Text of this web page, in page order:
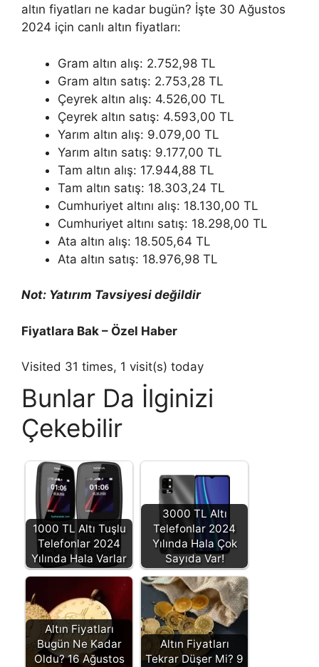
altın fiyatları ne kadar bugün? İşte 30 Ağustos
2024 için canlı altın fiyatları:
Gram altın alış: 2.752,98 TL
Gram altın satış: 2.753,28 TL
Çeyrek altın alış: 4.526,00 TL
Çeyrek altın satış: 4.593,00 TL
Yarım altın alış: 9.079,00 TL
Yarım altın satış: 9.177,00 TL
Tam altın alış: 17.944,88 TL
Tam altın satış: 18.303,24 TL
Cumhuriyet altını alış: 18.130,00 TL
Cumhuriyet altını satış: 18.298,00 TL
Ata altın alış: 18.505,64 TL
Ata altın satış: 18.976,98 TL
Not: Yatırım Tavsiyesi değildir
Fiyatlara Bak – Özel Haber
Visited 31 times, 1 visit(s) today
Bunlar Da İlginizi
Çekebilir
1000 TL Altı Tuşlu
Telefonlar 2024
Yılında Hala Varlar
3000 TL Altı
Telefonlar 2024
Yılında Hala Çok
Sayıda Var!
Altın Fiyatları
Bugün Ne Kadar
Oldu? 16 Ağustos
Altın Fiyatları
Tekrar Düşer Mi? 9